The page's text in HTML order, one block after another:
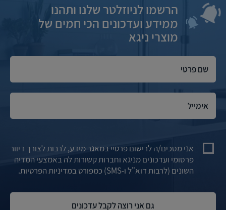
הרשמו לניוזלטר שלנו ותהנו
ממידע ועדכונים הכי חמים של
מוצרי ניגא
אני מסכים/ה לרישום פרטיי במאגר מידע, לרבות לצורך דיוור
פרסומי ועדכונים מניגא וחברות קשורות לה באמצעי המדיה
השונים (לרבות דוא"ל ו-SMS) כמפורט במדיניות הפרטיות.